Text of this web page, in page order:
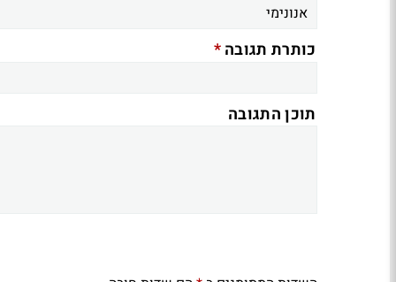
כותרת תגובה*
תוכן התגובה